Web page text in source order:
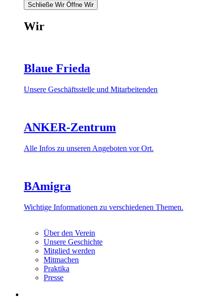
Schließe Wir Öffne Wir
Wir
Blaue Frieda
Unsere Geschäftsstelle und Mitarbeitenden
ANKER-Zentrum
Alle Infos zu unseren Angeboten vor Ort.
BAmigra
Wichtige Informationen zu verschiedenen Themen.
Über den Verein
Unsere Geschichte
Mitglied werden
Mitmachen
Praktika
Presse